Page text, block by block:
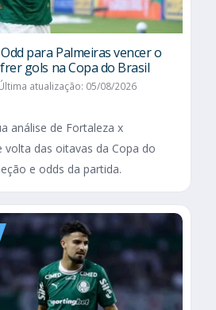
para Palmeiras vencer o
gols na Copa do Brasil
atualização: 05/08/2026
análise de Fortaleza x
volta das oitavas da Copa do
e odds da partida.